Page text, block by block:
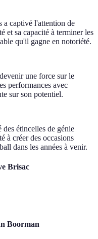
a captivé l'attention de
et sa capacité à terminer les
qu'il gagne en notoriété.
une force sur le
performances avec
sur son potentiel.
étincelles de génie
à créer des occasions
dans les années à venir.
Brisac
Boorman